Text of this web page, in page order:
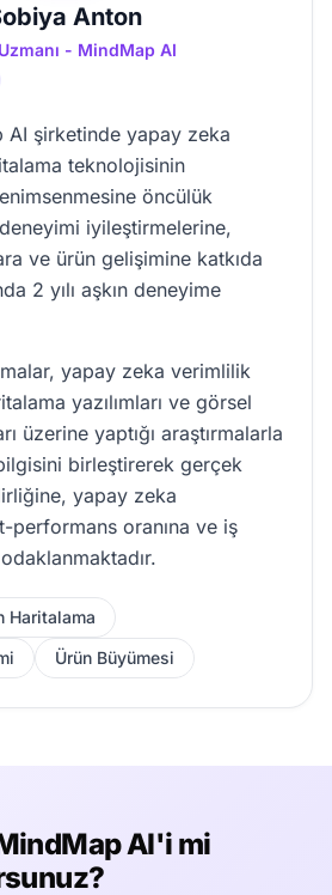
Anton
- MindMap AI
AI şirketinde yapay zeka
teknolojisinin
öncülük
iyileştirmelerine,
ve ürün gelişimine katkıda
2 yılı aşkın deneyime
yapay zeka verimlilik
yazılımları ve görsel
üzerine yaptığı araştırmalarla
birleştirerek gerçek
yapay zeka
oranına ve iş
Haritalama
Ürün Büyümesi
AI'i mi